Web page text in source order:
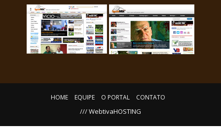
HOME EQUIPE O PORTAL CONTATO
/// WebtivaHOSTING